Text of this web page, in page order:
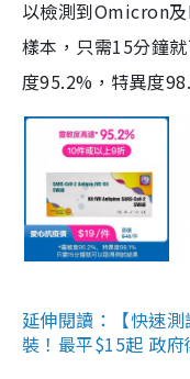
以檢測到Omicron
樣本，只需15分鐘
度95.2%，特異度
延伸閱讀：【快速
裝！最平$15起 政